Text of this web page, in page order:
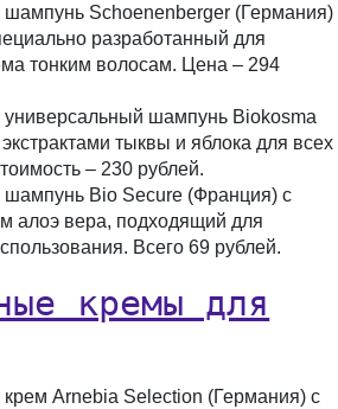
шампунь Schoenenberger (Германия)
разработанный для
тонким волосам. Цена – 294
универсальный шампунь Biokosma
тыквы и яблока для всех
– 230 рублей.
шампунь Bio Secure (Франция) с
алоэ вера, подходящий для
Всего69 рублей.
кремы для
крем Arnebia Selection (Германия) с